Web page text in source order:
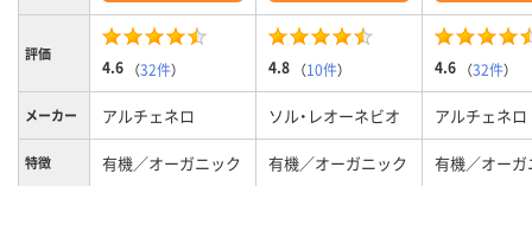
評価
4.6 （32件） 4.8 （10件） 4.6 （32件）
メーカー アルチェネロ ソル・レオーネビオ アルチェネロ
特徴 有機／オーガニック 有機／オーガニック 有機／オーガ